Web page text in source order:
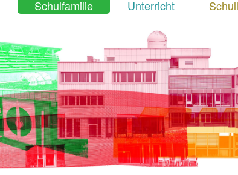
Schulfamilie Unterricht